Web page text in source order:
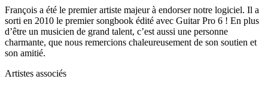
François a été le premier artiste majeur à endorser notre logiciel. Il a
sorti en 2010 le premier songbook édité avec Guitar Pro 6 ! En plus
d’être un musicien de grand talent, c’est aussi une personne
charmante, que nous remercions chaleureusement de son soutien et
son amitié.
Artistes associés